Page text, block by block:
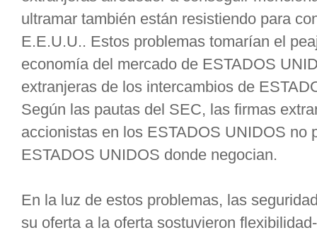
ultramar también están resistiendo para
E.E.U.U.. Estos problemas tomarían el
economía del mercado de ESTADOS
extranjeras de los intercambios de
Según las pautas del SEC, las firmas
accionistas en los ESTADOS UNIDOS no
ESTADOS UNIDOS donde negocian.
En la luz de estos problemas, las
su oferta a la oferta sostuvieron